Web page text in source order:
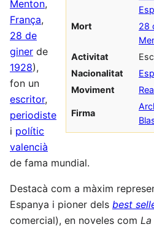
Mort
28
Activitat
Nacionalitat
Moviment
Firma
Menton,
França,
28 de
giner de
1928),
fon un
escritor,
periodiste
i polític
valencià
de fama mundial.
Destacà com a màxim
Espanya i pioner dels best
comercial), en noveles com La